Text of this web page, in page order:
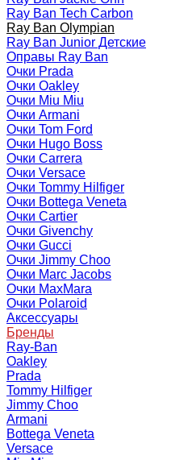
Ray Ban Tech Carbon
Ray Ban Olympian
Ray Ban Junior Детские
Оправы Ray Ban
Очки Prada
Очки Oakley
Очки Miu Miu
Очки Armani
Очки Tom Ford
Очки Hugo Boss
Очки Carrera
Очки Versace
Очки Tommy Hilfiger
Очки Bottega Veneta
Очки Cartier
Очки Givenchy
Очки Gucci
Очки Jimmy Choo
Очки Marc Jacobs
Очки MaxMara
Очки Polaroid
Аксессуары
Бренды
Ray-Ban
Oakley
Prada
Tommy Hilfiger
Jimmy Choo
Armani
Bottega Veneta
Versace